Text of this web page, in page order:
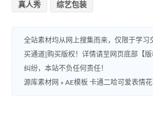
真人秀 综艺包装
全站素材均从网上搜集而来，仅限于学习
买通道]购买版权！详情请至网页底部【
纠纷，本站不负任何责任！
源库素材网 » AE模板 卡通二哈可爱表情